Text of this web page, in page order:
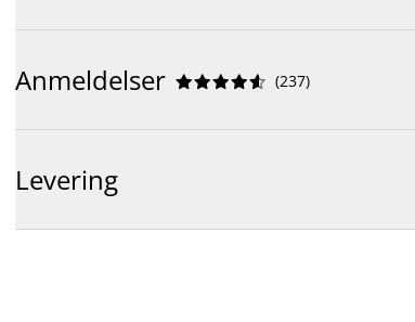
Anmeldelser 




 (237)
Levering